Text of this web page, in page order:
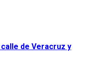
de Veracruz y